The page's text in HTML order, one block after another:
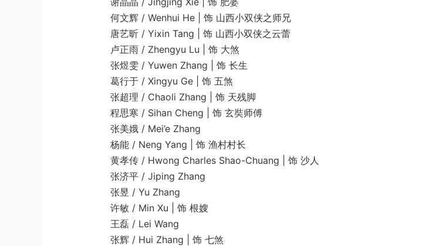
何文辉 / Wenhui He | 饰 山西小双侠之师兄
唐艺昕 / Yixin Tang | 饰 山西小双侠之云蕾
卢正雨 / Zhengyu Lu | 饰 大煞
张煜雯 / Yuwen Zhang | 饰 长生
葛行于 / Xingyu Ge | 饰 五煞
张超理 / Chaoli Zhang | 饰 天残脚
程思寒 / Sihan Cheng | 饰 玄奘师傅
张美娥 / Mei’e Zhang
杨能 / Neng Yang | 饰 渔村村长
黄孝传 / Hwong Charles Shao-Chuang | 饰 沙人
张济平 / Jiping Zhang
张昱 / Yu Zhang
许敏 / Min Xu | 饰 根嫂
王磊 / Lei Wang
张辉 / Hui Zhang | 饰 七煞